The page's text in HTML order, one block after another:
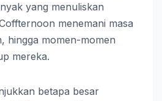
yang menuliskan
menemani masa
hingga momen-momen
mereka.
betapa besar